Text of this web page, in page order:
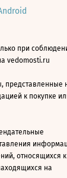
при
vedomosti.ru
представленные
к покупке
относящихся к
на